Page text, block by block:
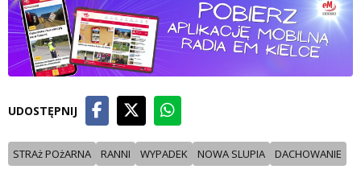
UDOSTĘPNIJ
STRAż POżARNA RANNI WYPADEK NOWA SLUPIA DACHOWANIE